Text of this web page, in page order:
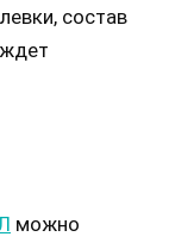
состав
можно